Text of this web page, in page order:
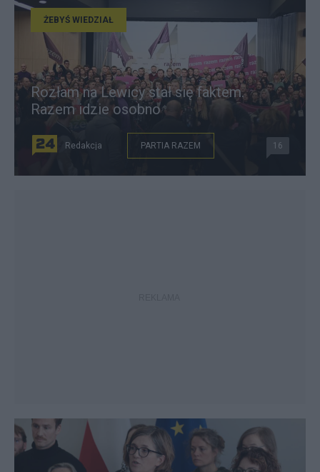
ŻEBYŚ WIEDZIAŁ
Rozłam na Lewicy stał się faktem.
Razem idzie osobno
Redakcja PARTIA RAZEM 16